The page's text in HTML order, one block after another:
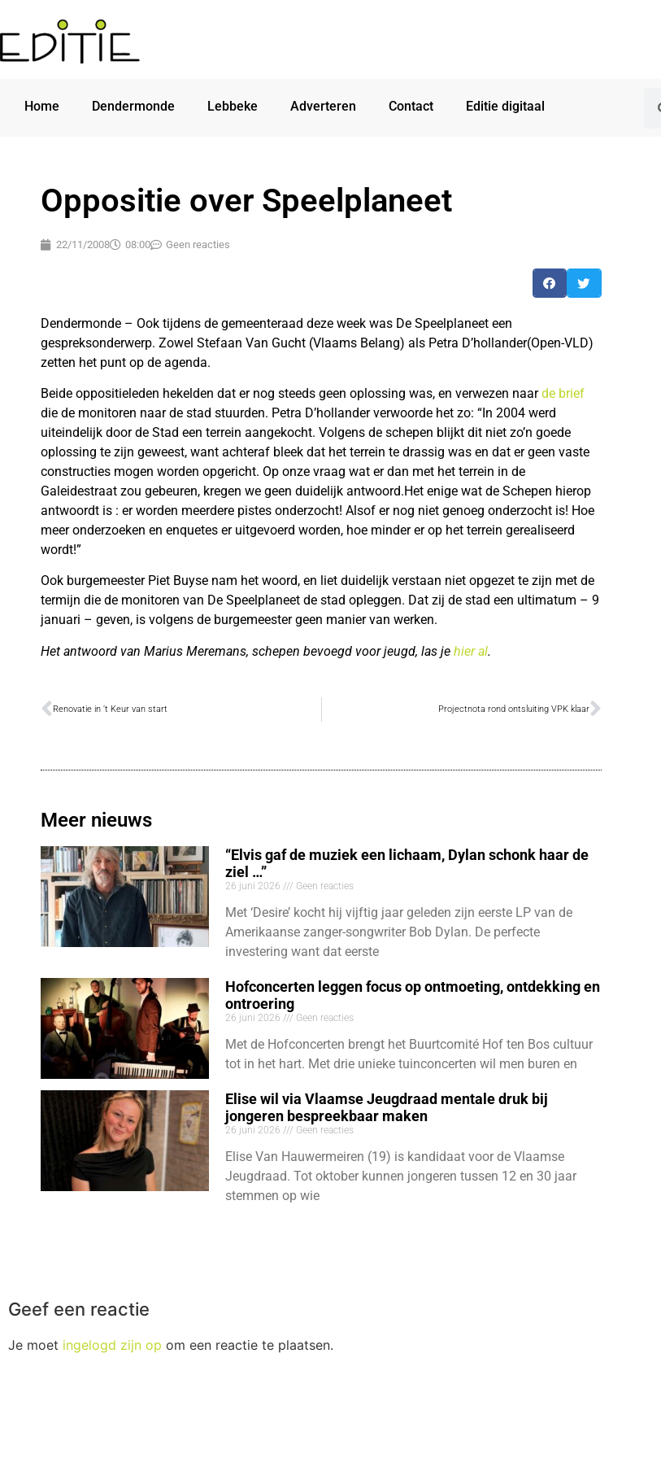
Home Dendermonde Lebbeke Adverteren Contact Editie digitaal
Oppositie over Speelplaneet
22/11/2008 08:00 Geen reacties
Dendermonde – Ook tijdens de gemeenteraad deze week was De Speelplaneet een
gespreksonderwerp. Zowel Stefaan Van Gucht (Vlaams Belang) als Petra D’hollander(Open-VLD)
zetten het punt op de agenda.
Beide oppositieleden hekelden dat er nog steeds geen oplossing was, en verwezen naarde brief
die de monitoren naar de stad stuurden. Petra D’hollander verwoorde het zo: “In 2004 werd
uiteindelijk door de Stad een terrein aangekocht. Volgens de schepen blijkt dit niet zo’n goede
oplossing te zijn geweest, want achteraf bleek dat het terrein te drassig was en dat er geen vaste
constructies mogen worden opgericht. Op onze vraag wat er dan met het terrein in de
Galeidestraat zou gebeuren, kregen we geen duidelijk antwoord.Het enige wat de Schepen hierop
antwoordt is : er worden meerdere pistes onderzocht! Alsof er nog niet genoeg onderzocht is! Hoe
meer onderzoeken en enquetes er uitgevoerd worden, hoe minder er op het terrein gerealiseerd
wordt!”
Ook burgemeester Piet Buyse nam het woord, en liet duidelijk verstaan niet opgezet te zijn met de
termijn die de monitoren van De Speelplaneet de stad opleggen. Dat zij de stad een ultimatum – 9
januari – geven, is volgens de burgemeester geen manier van werken.
Het antwoord van Marius Meremans, schepen bevoegd voor jeugd, las je hier al.
Renovatie in ’t Keur van start Projectnota rond ontsluiting VPK klaar
Meer nieuws
“Elvis gaf de muziek een lichaam, Dylan schonk haar de
ziel …”
26 juni 2026 Geen reacties
Met ‘Desire’ kocht hij vijftig jaar geleden zijn eerste LP van de
Amerikaanse zanger-songwriter Bob Dylan. De perfecte
investering want dat eerste
Hofconcerten leggen focus op ontmoeting, ontdekking en
ontroering
26 juni 2026 Geen reacties
Met de Hofconcerten brengt het Buurtcomité Hof ten Bos cultuur
tot in het hart. Met drie unieke tuinconcerten wil men buren en
Elise wil via Vlaamse Jeugdraad mentale druk bij
jongeren bespreekbaar maken
26 juni 2026 Geen reacties
Elise Van Hauwermeiren (19) is kandidaat voor de Vlaamse
Jeugdraad. Tot oktober kunnen jongeren tussen 12 en 30 jaar
stemmen op wie
Geef een reactie
Je moet ingelogd zijn op om een reactie te plaatsen.